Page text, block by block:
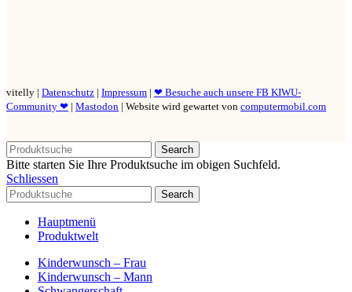
vitelly | Datenschutz | Impressum | ❤ Besuche auch unsere FB KIWU-
Community ❤ | Mastodon | Website wird gewartet von computermobil.com
Search
Bitte starten Sie Ihre Produktsuche im obigen Suchfeld.
Schliessen
Search
Hauptmenü
Produktwelt
Kinderwunsch – Frau
Kinderwunsch – Mann